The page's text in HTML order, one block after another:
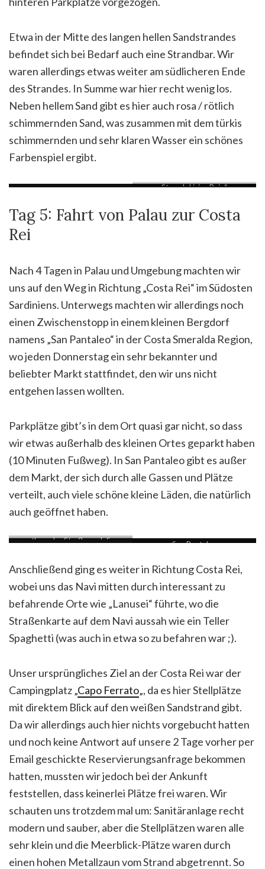
Etwa in der Mitte des langen hellen Sandstrandes
befindet sich bei Bedarf auch eine Strandbar. Wir
waren allerdings etwas weiter am südlicheren Ende
des Strandes. In Summe war hier recht wenig los.
Neben hellem Sand gibt es hier auch rosa / rötlich
schimmernden Sand, was zusammen mit dem türkis
schimmernden und sehr klaren Wasser ein schönes
Farbenspiel ergibt.
Strand „Lisica Ruja“
Tag 5: Fahrt von Palau zur Costa
Rei
Nach 4 Tagen in Palau und Umgebung machten wir
uns auf den Weg in Richtung „Costa Rei“ im Südosten
Sardiniens. Unterwegs machten wir allerdings noch
einen Zwischenstopp in einem kleinen Bergdorf
namens „San Pantaleo“ in der Costa Smeralda Region,
wo jeden Donnerstag ein sehr bekannter und
beliebter Markt stattfindet, den wir uns nicht
entgehen lassen wollten.
Parkplätze gibt’s in dem Ort quasi gar nicht, so dass
wir etwas außerhalb des kleinen Ortes geparkt haben
(10 Minuten Fußweg). In San Pantaleo gibt es außer
dem Markt, der sich durch alle Gassen und Plätze
verteilt, auch viele schöne kleine Läden, die natürlich
auch geöffnet haben.
entlang der Straße nach San
San Pantaleo
Anschließend ging es weiter in Richtung Costa Rei,
wobei uns das Navi mitten durch interessant zu
befahrende Orte wie „Lanusei“ führte, wo die
Straßenkarte auf dem Navi aussah wie ein Teller
Spaghetti (was auch in etwa so zu befahren war ;).
Unser ursprüngliches Ziel an der Costa Rei war der
Campingplatz „Capo Ferrato„, da es hier Stellplätze
mit direktem Blick auf den weißen Sandstrand gibt.
Da wir allerdings auch hier nichts vorgebucht hatten
und noch keine Antwort auf unsere 2 Tage vorher per
Email geschickte Reservierungsanfrage bekommen
hatten, mussten wir jedoch bei der Ankunft
feststellen, dass keinerlei Plätze frei waren. Wir
schauten uns trotzdem mal um: Sanitäranlage recht
modern und sauber, aber die Stellplätzen waren alle
sehr klein und die Meerblick-Plätze waren durch
einen hohen Metallzaun vom Strand abgetrennt. So